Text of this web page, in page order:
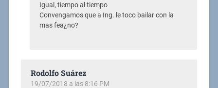
Igual, tiempo al tiempo
Convengamos que a Ing. le toco bailar con la
mas fea¿no?
Rodolfo Suárez
19/07/2018 a las 8:16 PM